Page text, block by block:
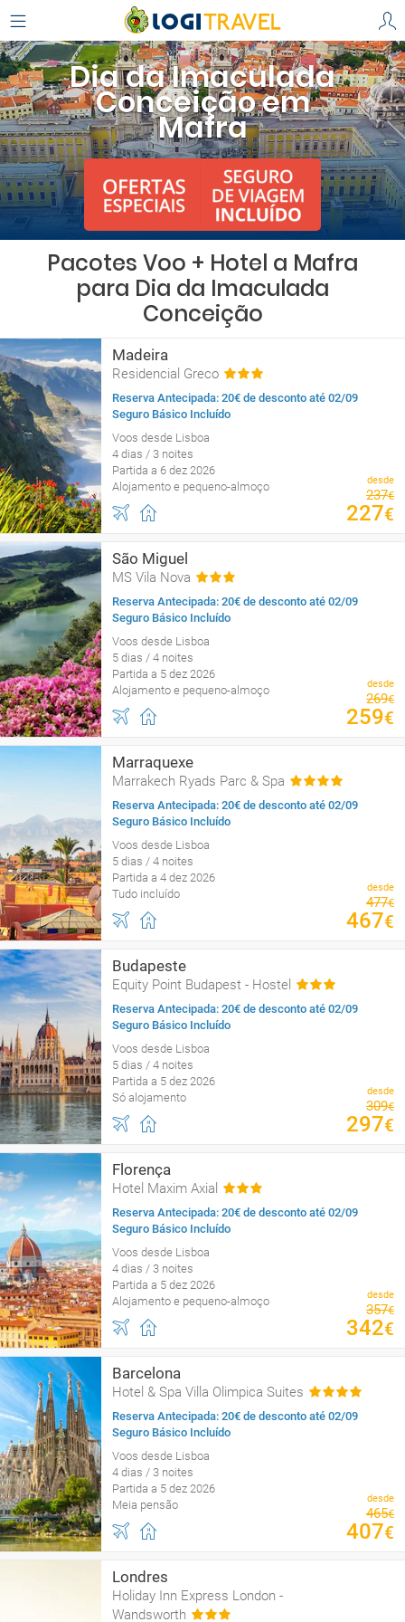
Dia da Imaculada
Conceição em
Mafra
Pacotes Voo + Hotel a Mafra
para Dia da Imaculada
Conceição
Madeira
Residencial Greco
Reserva Antecipada: 20€ de desconto até 02/09
Seguro Básico Incluído
Voos desde Lisboa
4 dias / 3 noites
Partida a 6 dez 2026
Alojamento e pequeno-almoço
desde
237€
227€
São Miguel
MS Vila Nova
Reserva Antecipada: 20€ de desconto até 02/09
Seguro Básico Incluído
Voos desde Lisboa
5 dias / 4 noites
Partida a 5 dez 2026
Alojamento e pequeno-almoço
desde
269€
259€
Marraquexe
Marrakech Ryads Parc & Spa
Reserva Antecipada: 20€ de desconto até 02/09
Seguro Básico Incluído
Voos desde Lisboa
5 dias / 4 noites
Partida a 4 dez 2026
Tudo incluído
desde
477€
467€
Budapeste
Equity Point Budapest - Hostel
Reserva Antecipada: 20€ de desconto até 02/09
Seguro Básico Incluído
Voos desde Lisboa
5 dias / 4 noites
Partida a 5 dez 2026
Só alojamento
desde
309€
297€
Florença
Hotel Maxim Axial
Reserva Antecipada: 20€ de desconto até 02/09
Seguro Básico Incluído
Voos desde Lisboa
4 dias / 3 noites
Partida a 5 dez 2026
Alojamento e pequeno-almoço
desde
357€
342€
Barcelona
Hotel & Spa Villa Olimpica Suites
Reserva Antecipada: 20€ de desconto até 02/09
Seguro Básico Incluído
Voos desde Lisboa
4 dias / 3 noites
Partida a 5 dez 2026
Meia pensão
desde
465€
407€
Londres
Holiday Inn Express London -
Wandsworth